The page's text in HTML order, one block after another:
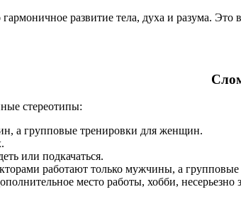
развитие тела, духа и разума.
стереотипы:
а групповые тренировки для женщин.
или подкачаться.
работают только мужчины, а
место работы, хобби, несерьезно